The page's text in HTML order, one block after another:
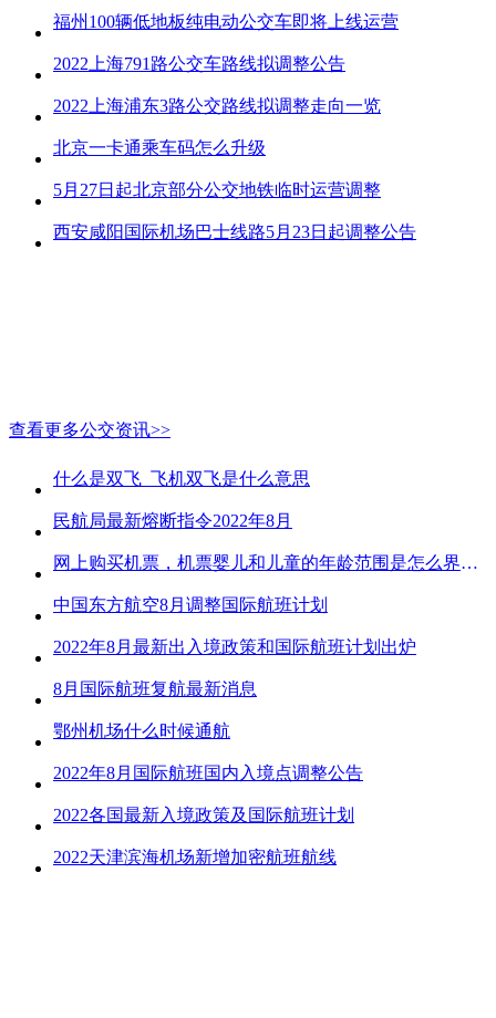
福州100辆低地板纯电动公交车即将上线运营
2022上海791路公交车路线拟调整公告
2022上海浦东3路公交路线拟调整走向一览
北京一卡通乘车码怎么升级
5月27日起北京部分公交地铁临时运营调整
西安咸阳国际机场巴士线路5月23日起调整公告
查看更多公交资讯>>
什么是双飞_飞机双飞是什么意思
民航局最新熔断指令2022年8月
网上购买机票，机票婴儿和儿童的年龄范围是怎么界定的？
中国东方航空8月调整国际航班计划
2022年8月最新出入境政策和国际航班计划出炉
8月国际航班复航最新消息
鄂州机场什么时候通航
2022年8月国际航班国内入境点调整公告
2022各国最新入境政策及国际航班计划
2022天津滨海机场新增加密航班航线